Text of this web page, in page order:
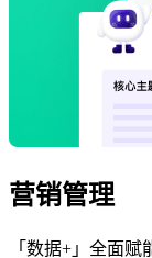
营销管理
「数据+」全面